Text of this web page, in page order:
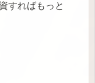
すればもっと